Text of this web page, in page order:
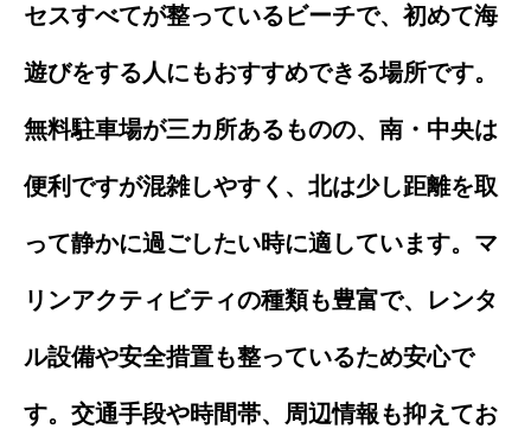
セスすべてが整っているビーチで、初めて海
遊びをする人にもおすすめできる場所です。
無料駐車場が三カ所あるものの、南・中央は
便利ですが混雑しやすく、北は少し距離を取
って静かに過ごしたい時に適しています。マ
リンアクティビティの種類も豊富で、レンタ
ル設備や安全措置も整っているため安心で
す。交通手段や時間帯、周辺情報も抑えてお